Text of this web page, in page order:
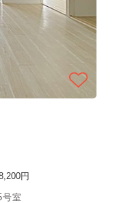
円
室